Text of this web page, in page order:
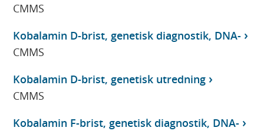
CMMS
Kobalamin D-brist, genetisk diagnostik, DNA-
CMMS
Kobalamin D-brist, genetisk utredning
CMMS
Kobalamin F-brist, genetisk diagnostik, DNA-